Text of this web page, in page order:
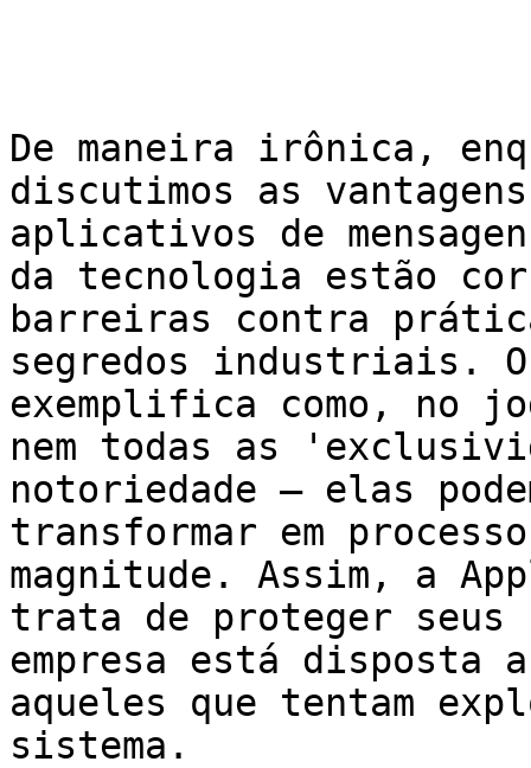
De maneira irônica,
discutimos as
aplicativos de
da tecnologia estão
barreiras contra
segredos industriais.
exemplifica como, no
nem todas as
notoriedade – elas
transformar em
magnitude. Assim, a
trata de proteger seus
empresa está
aqueles que tentam
sistema.